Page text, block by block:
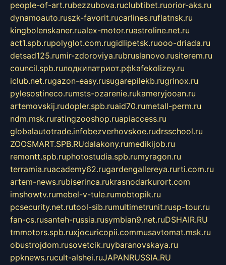
people-of-art.rubezzubova.ruclubtibet.ruorior-aks.ru
dynamoauto.ruszk-favorit.rucarlines.ruflatnsk.ru
kingbolenskaner.rualex-motor.ruastroline.net.ru
act1.spb.rupolyglot.com.rugidlipetsk.ruooo-driada.ru
detsad125.rumir-zdoroviya.rubruslanovo.rusiterem.ru
council.spb.ruлодкипатриот.рфkafekolizey.ru
iclub.net.rugazon-easy.rusugarepilekb.rugrinox.ru
pylesostineco.rumsts-ozarenie.rukameryjooan.ru
artemovskij.rudopler.spb.ruaid70.rumetall-perm.ru
ndm.msk.ruratingzooshop.ruapiaccess.ru
globalautotrade.infobezverhovskoe.rudrsschool.ru
ZOOSMART.SPB.RUdalakony.rumedikijob.ru
remontt.spb.ruphotostudia.spb.rumyragon.ru
terramia.ruacademy62.rugardengallereya.rurti.com.ru
artem-news.rubiserinca.rukrasnodarkurort.com
imshowtv.rumebel-v-tule.rumobtopik.ru
pcsecurity.net.rutool-sib.rumultimetrunit.rusp-tour.ru
fan-cs.rusanteh-russia.rusymbian9.net.ruDSHAIR.RU
tmmotors.spb.ruxjocuricopii.commusavtomat.msk.ru
obustrojdom.rusovetcik.ruybaranovskaya.ru
ppknews.rucult-alshei.ruJAPANRUSSIA.RU